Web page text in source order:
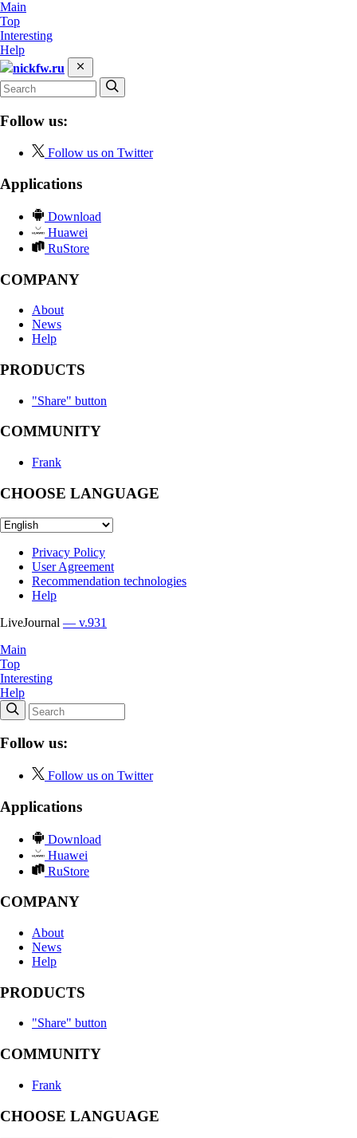
Main
Top
Interesting
Help
nickfw.ru
Follow us:
Follow us on Twitter
Applications
Download
Huawei
RuStore
COMPANY
About
News
Help
PRODUCTS
"Share" button
COMMUNITY
Frank
CHOOSE LANGUAGE
Privacy Policy
User Agreement
Recommendation technologies
Help
LiveJournal — v.931
Main
Top
Interesting
Help
Follow us:
Follow us on Twitter
Applications
Download
Huawei
RuStore
COMPANY
About
News
Help
PRODUCTS
"Share" button
COMMUNITY
Frank
CHOOSE LANGUAGE